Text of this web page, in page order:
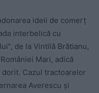
ideii de comerț
interbelică cu
de la Vintilă Brătianu,
Mari, adică
Cazul tractoarelor
Averescu și